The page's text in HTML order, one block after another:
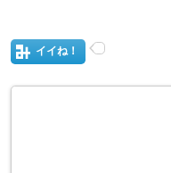
イイね！